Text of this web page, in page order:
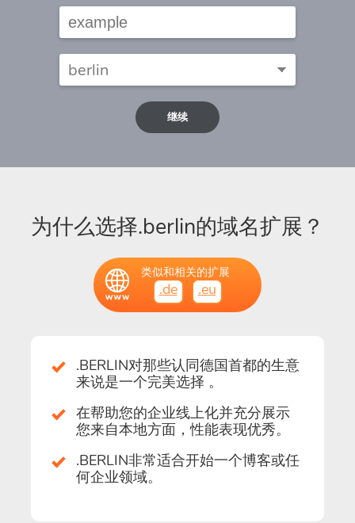
继续
为什么选择.berlin的域名扩展？
类似和相关的扩展
.de .eu
.BERLIN对那些认同德国首都的生意
来说是一个完美选择 。
在帮助您的企业线上化并充分展示
您来自本地方面，性能表现优秀。
.BERLIN非常适合开始一个博客或任
何企业领域。